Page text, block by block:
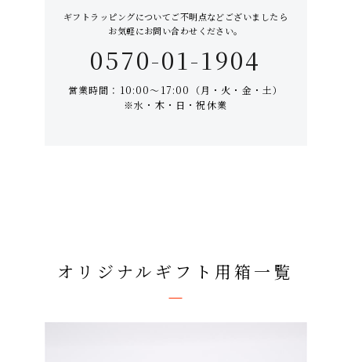
お客さま向け窓口(お問い合わせ)
企業さま向け窓口
メディアさま向け窓口
ギフトラッピングについてご不明点などございましたら
お気軽にお問い合わせください。
0570-01-1904
営業時間：10:00～17:00（月・火・金・土）
※水・木・日・祝休業
オリジナル ギフト用箱一覧